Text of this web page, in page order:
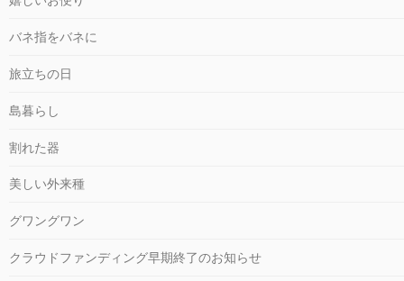
バネ指をバネに
旅立ちの日
島暮らし
割れた器
美しい外来種
グワングワン
クラウドファンディング早期終了のお知らせ